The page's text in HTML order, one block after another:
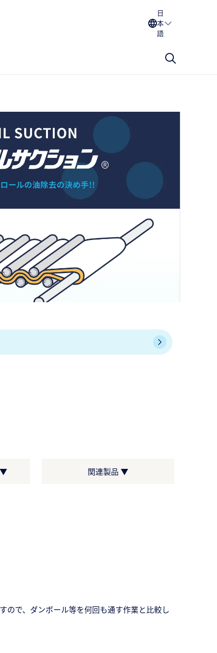
日
本
語
▼ 関連製品 ▼
ので、ダンボール等を何回も通す作業と比較し